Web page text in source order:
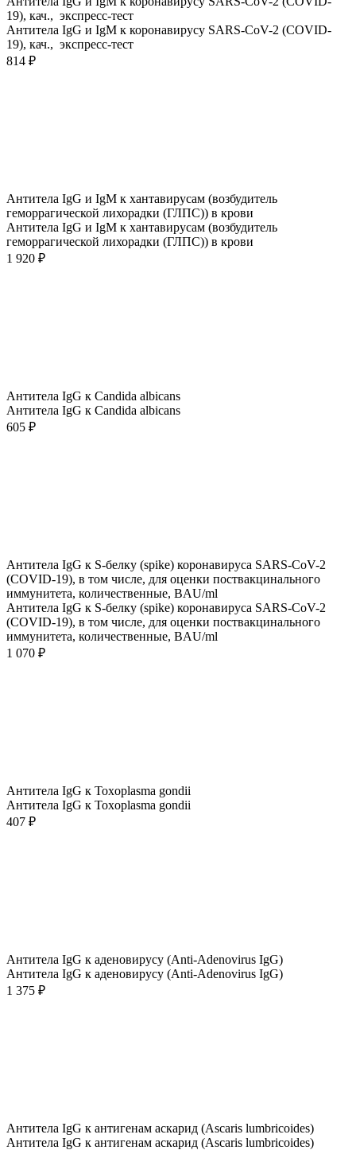
19), кач., экспресс-тест
Антитела IgG и IgM к коронавирусу SARS-CoV-2 (COVID-
19), кач., экспресс-тест
814 ₽
Антитела IgG и IgM к хантавирусам (возбудитель
геморрагической лихорадки (ГЛПС)) в крови
Антитела IgG и IgM к хантавирусам (возбудитель
геморрагической лихорадки (ГЛПС)) в крови
1 920 ₽
Антитела IgG к Candida albicans
Антитела IgG к Candida albicans
605 ₽
Антитела IgG к S-белку (spike) коронавируса SARS-CoV-2
(COVID-19), в том числе, для оценки поствакцинального
иммунитета, количественные, BAU/ml
Антитела IgG к S-белку (spike) коронавируса SARS-CoV-2
(COVID-19), в том числе, для оценки поствакцинального
иммунитета, количественные, BAU/ml
1 070 ₽
Антитела IgG к Toxoplasma gondii
Антитела IgG к Toxoplasma gondii
407 ₽
Антитела IgG к аденовирусу (Anti-Adenovirus IgG)
Антитела IgG к аденовирусу (Anti-Adenovirus IgG)
1 375 ₽
Антитела IgG к антигенам аскарид (Ascaris lumbricoides)
Антитела IgG к антигенам аскарид (Ascaris lumbricoides)